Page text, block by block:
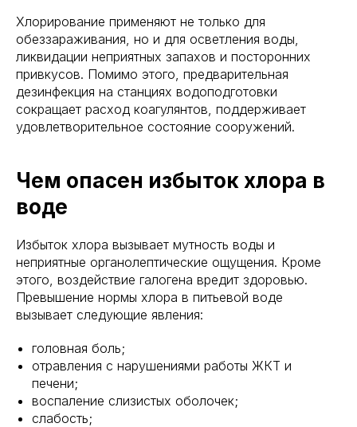
Хлорирование применяют не только для
обеззараживания, но и для осветления воды,
ликвидации неприятных запахов и посторонних
привкусов. Помимо этого, предварительная
дезинфекция на станциях водоподготовки
сокращает расход коагулянтов, поддерживает
удовлетворительное состояние сооружений.
Чем опасен избыток хлора в
воде
Избыток хлора вызывает мутность воды и
неприятные органолептические ощущения. Кроме
этого, воздействие галогена вредит здоровью.
Превышение нормы хлора в питьевой воде
вызывает следующие явления:
головная боль;
отравления с нарушениями работы ЖКТ и
печени;
воспаление слизистых оболочек;
слабость;